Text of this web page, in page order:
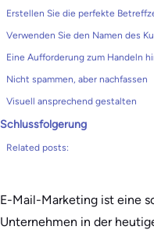
Erstellen Sie die perfekte
Verwenden Sie den Namen des
Eine Aufforderung zum Handeln
Nicht spammen, aber nachfassen
Visuell ansprechend gestalten
Schlussfolgerung
Related posts:
E-Mail-Marketing ist eine
Unternehmen in der